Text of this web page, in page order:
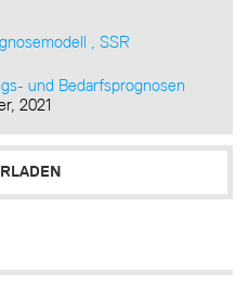
, SSR
und Bedarfsprognosen
2021